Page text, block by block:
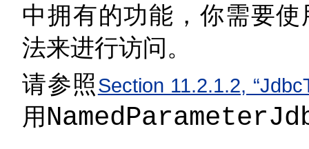
中拥有的功能，你需要使
法来进行访问。
请参照 Section 11.2.1.2,
用